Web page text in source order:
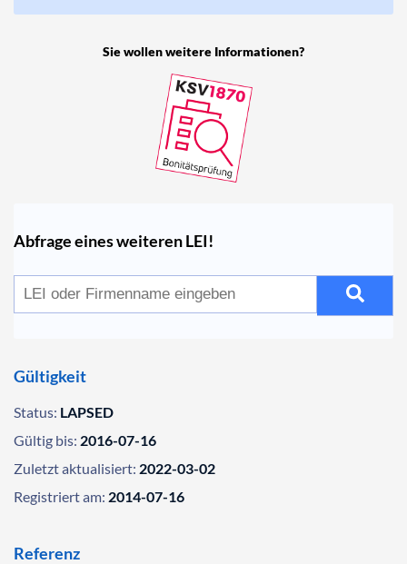
Sie wollen weitere Informationen?
Abfrage eines weiteren LEI!
Gültigkeit
Status: LAPSED
Gültig bis: 2016-07-16
Zuletzt aktualisiert: 2022-03-02
Registriert am: 2014-07-16
Referenz